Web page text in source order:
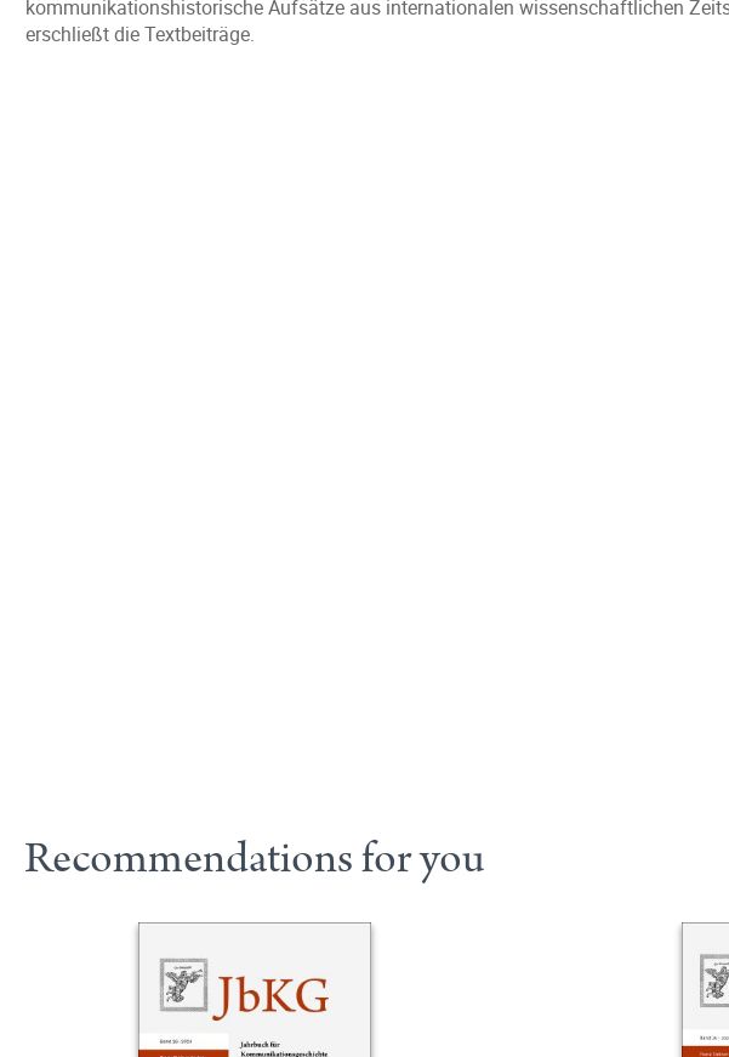
kommunikationshistorische Aufsätze aus internationalen wissenschaftlichen
erschließt die Textbeiträge.
Recommendations for you